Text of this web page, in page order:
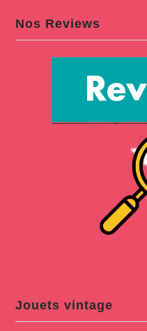
Nos Reviews
Jouets vintage